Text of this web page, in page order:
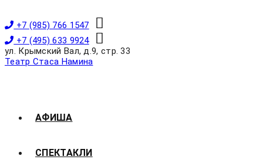
+7 (985) 766 1547
+7 (495) 633 9924
ул. Крымский Вал, д.9, стр. 33
Театр Стаса Намина
АФИША
СПЕКТАКЛИ